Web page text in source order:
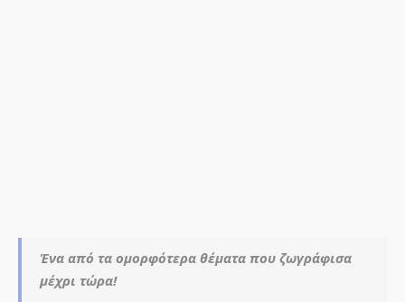
Ένα από τα ομορφότερα θέματα που ζωγράφισα
μέχρι τώρα!